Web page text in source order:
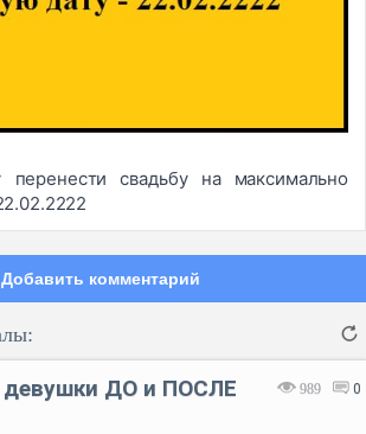
перенести свадьбу на максимально
Добавить комментарий
989 0
девушки ДО и ПОСЛЕ